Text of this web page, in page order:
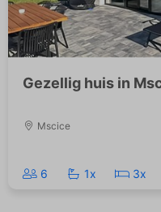
Gezellig huis in
Mscice
6 1x 3x